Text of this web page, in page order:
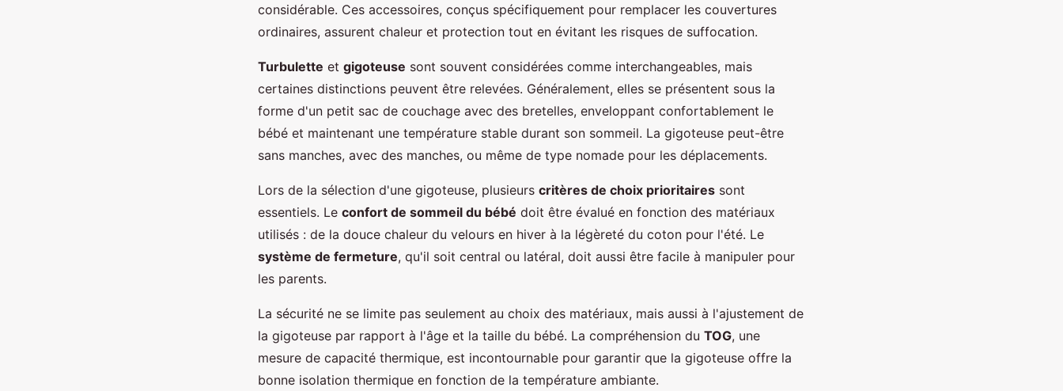
considérable. Ces accessoires, conçus spécifiquement pour remplacer les couvertures
ordinaires, assurent chaleur et protection tout en évitant les risques de suffocation.
Turbulette et gigoteuse sont souvent considérées comme interchangeables, mais
certaines distinctions peuvent être relevées. Généralement, elles se présentent sous la
forme d'un petit sac de couchage avec des bretelles, enveloppant confortablement le
bébé et maintenant une température stable durant son sommeil. La gigoteuse peut-être
sans manches, avec des manches, ou même de type nomade pour les déplacements.
Lors de la sélection d'une gigoteuse, plusieurs critères de choix prioritaires sont
essentiels. Le confort de sommeil du bébé doit être évalué en fonction des matériaux
utilisés : de la douce chaleur du velours en hiver à la légèreté du coton pour l'été. Le
système de fermeture, qu'il soit central ou latéral, doit aussi être facile à manipuler pour
les parents.
La sécurité ne se limite pas seulement au choix des matériaux, mais aussi à l'ajustement de
la gigoteuse par rapport à l'âge et la taille du bébé. La compréhension du TOG, une
mesure de capacité thermique, est incontournable pour garantir que la gigoteuse offre la
bonne isolation thermique en fonction de la température ambiante.